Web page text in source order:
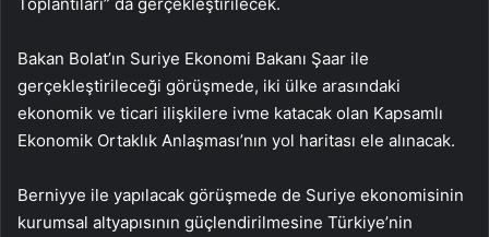
Bakan Bolat’ın Suriye Ekonomi Bakanı Şaar ile
gerçekleştirileceği görüşmede, iki ülke arasındaki
ekonomik ve ticari ilişkilere ivme katacak olan Kapsamlı
Ekonomik Ortaklık Anlaşması’nın yol haritası ele alınacak.
Berniyye ile yapılacak görüşmede de Suriye ekonomisinin
kurumsal altyapısının güçlendirilmesine Türkiye’nin